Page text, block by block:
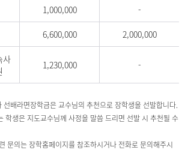
1,000,000 -
6,600,000 2,000,000
사
1,230,000 -
선배라면장학금은 교수님의 추천으로 장학생을 선발합니다.
학생은 지도교수님께 사정을 말씀 드리면 선발 시 추천될 수
문의는 장학홈페이지를 참조하시거나 전화로 문의해주시